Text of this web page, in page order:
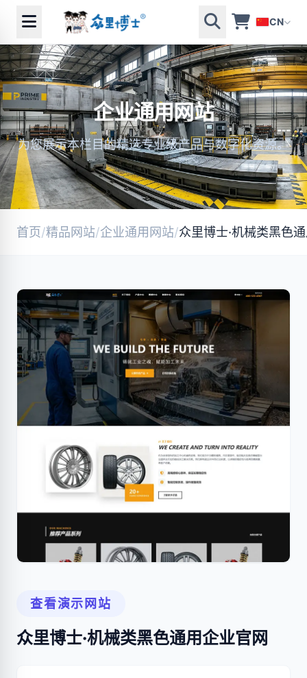
CN
企业通用网站
为您展示本栏目的精选专业级产品与数字化资源。
首页/精品网站/企业通用网站/众里博士·机械类黑色
查看演示网站
众里博士·机械类黑色通用企业官网